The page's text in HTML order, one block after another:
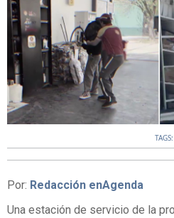
TAGS:
Por: Redacción enAgenda
Una estación de servicio de la